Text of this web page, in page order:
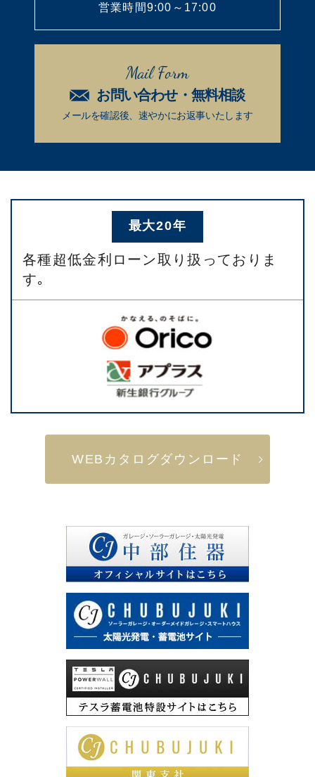
営業時間9:00～17:00
Mail Form
お問い合わせ・無料相談
メールを確認後、速やかにお返事いたします
最大20年
各種超低金利ローン取り扱っておりま
す｡
WEBカタログダウンロード